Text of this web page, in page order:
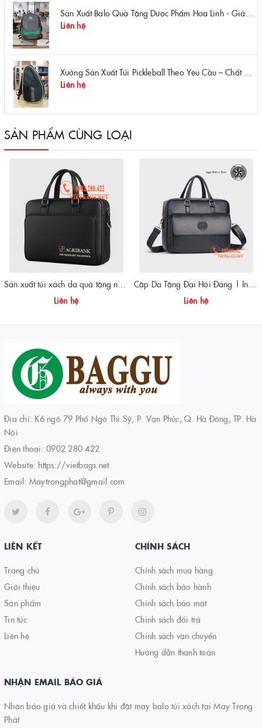
Sản Xuất Balo Quà Tặng Dược Phẩm Hoa Linh - Giá Gốc Tại Xưởng
Liên hệ
Xưởng Sản Xuất Túi Pickleball Theo Yêu Cầu – Chất Lượng, Bền Bỉ, Thiết Kế Độc Quyền
Liên hệ
SẢN PHẨM CÙNG LOẠI
Sản xuất túi xách da quà tặng ngân hàng Agribank - Vietbags Trọng Phát
Liên hệ
Cặp Da Tặng Đại Hội Đảng | In Logo – Thiết Kế Sang Trọng – Giao Nhanh Toàn Quốc
Liên hệ
Địa chỉ: K6 ngõ 79 Phố Ngô Thì Sỹ, P. Vạn Phúc, Q. Hà Đông, TP. Hà
Nội
Điện thoại: 0902 280 422
Website: https://vietbags.net
Email: Maytrongphat@gmail.com
LIÊN KẾT
Trang chủ
Giới thiệu
Sản phẩm
Tin tức
Liên hệ
CHÍNH SÁCH
Chính sách mua hàng
Chính sách bảo hành
Chính sách bảo mật
Chính sách đổi trả
Chính sách vận chuyển
Hướng dẫn thanh toán
NHẬN EMAIL BÁO GIÁ
Nhận báo giá và chiết khấu khi đặt may balo túi xách tại May Trọng
Phát